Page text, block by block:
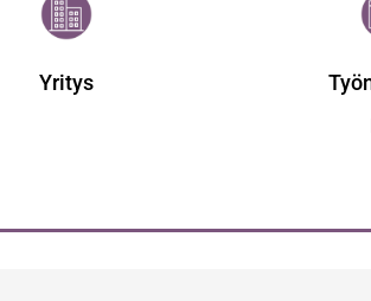
Yritys